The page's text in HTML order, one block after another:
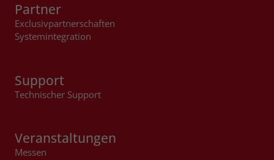
Partner
Exclusivpartnerschaften
Systemintegration
Support
Technischer Support
Veranstaltungen
Messen